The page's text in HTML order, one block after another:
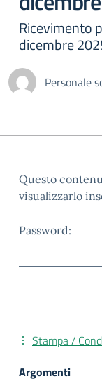
Ricevimento
dicembre
Personale
Questo
visualizzarlo
Password:
Stampa /
Argomenti